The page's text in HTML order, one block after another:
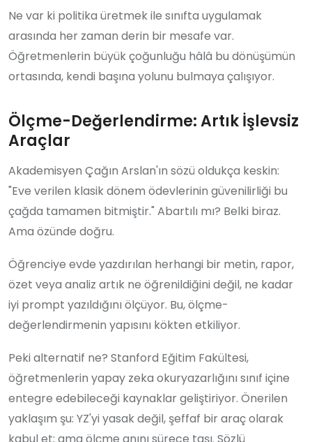
Ne var ki politika üretmek ile sınıfta uygulamak
arasında her zaman derin bir mesafe var.
Öğretmenlerin büyük çoğunluğu hâlâ bu dönüşümün
ortasında, kendi başına yolunu bulmaya çalışıyor.
Ölçme-Değerlendirme: Artık İşlevsiz
Araçlar
Akademisyen Çağın Arslan'ın sözü oldukça keskin:
"Eve verilen klasik dönem ödevlerinin güvenilirliği bu
çağda tamamen bitmiştir." Abartılı mı? Belki biraz.
Ama özünde doğru.
Öğrenciye evde yazdırılan herhangi bir metin, rapor,
özet veya analiz artık ne öğrenildiğini değil, ne kadar
iyi prompt yazıldığını ölçüyor. Bu, ölçme-
değerlendirmenin yapısını kökten etkiliyor.
Peki alternatif ne? Stanford Eğitim Fakültesi,
öğretmenlerin yapay zeka okuryazarlığını sınıf içine
entegre edebileceği kaynaklar geliştiriyor. Önerilen
yaklaşım şu: YZ'yi yasak değil, şeffaf bir araç olarak